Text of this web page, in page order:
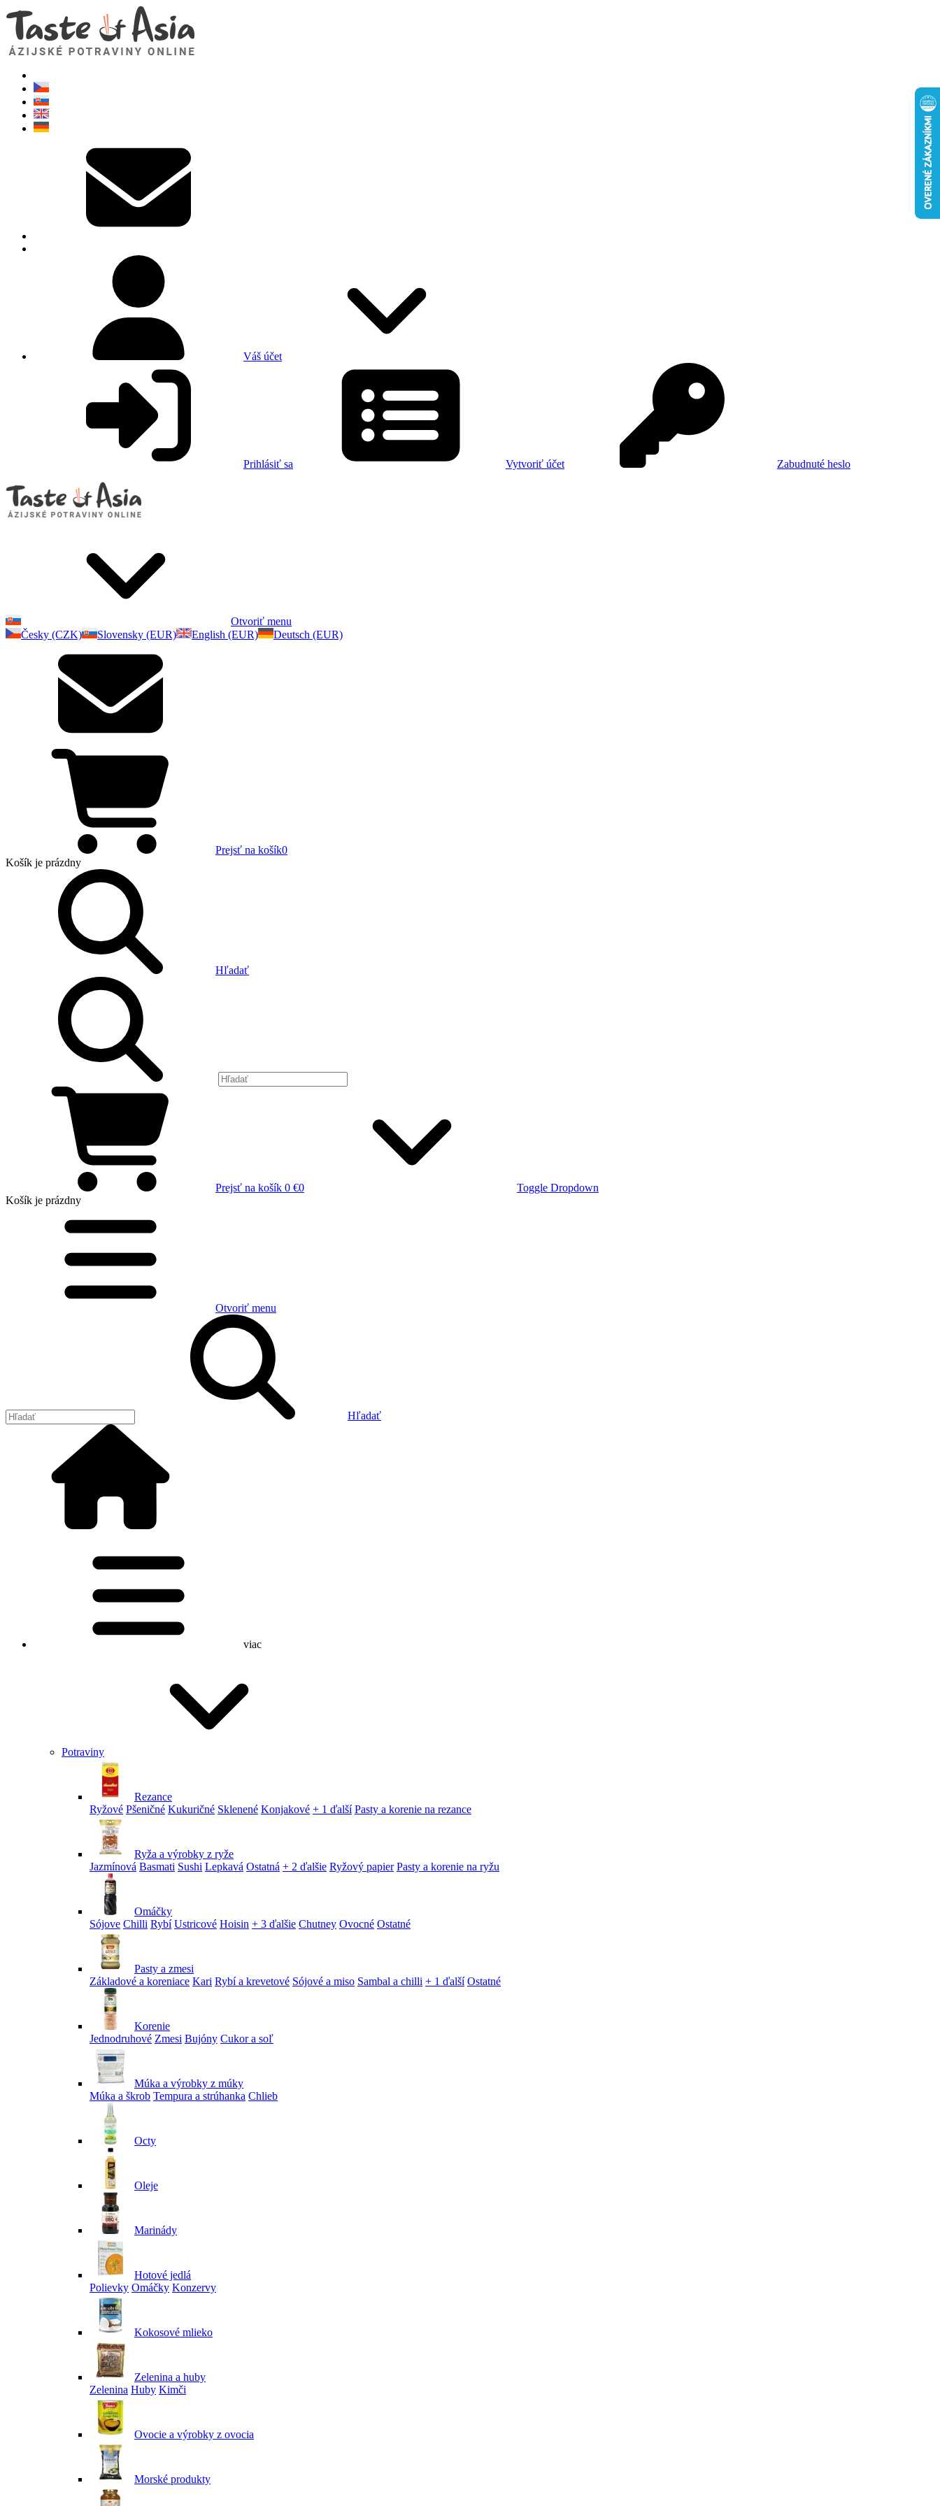
Váš účet
Prihlásiť sa Vytvoriť účet Zabudnuté heslo
Otvoriť menu
Česky (CZK)
Slovensky (EUR) English (EUR) Deutsch (EUR)
Prejsť na košík0
Košík je prázdny
Hľadať
Prejsť na košík 0 €0
Toggle Dropdown
Košík je prázdny
Otvoriť menu
Hľadať
viac
Potraviny
Rezance
Ryžové Pšeničné Kukuričné Sklenené Konjakové + 1 ďalší Pasty a korenie na rezance
Ryža a výrobky z ryže
Jazmínová Basmati Sushi Lepkavá Ostatná + 2 ďalšie Ryžový papier Pasty a korenie na ryžu
Omáčky
Sójove Chilli Rybí Ustricové Hoisin + 3 ďalšie Chutney Ovocné Ostatné
Pasty a zmesi
Základové a koreniace Kari Rybí a krevetové Sójové a miso Sambal a chilli + 1 ďalší Ostatné
Korenie
Jednodruhové Zmesi Bujóny Cukor a soľ
Múka a výrobky z múky
Múka a škrob Tempura a strúhanka Chlieb
Octy
Oleje
Marinády
Hotové jedlá
Polievky Omáčky Konzervy
Kokosové mlieko
Zelenina a huby
Zelenina Huby Kimči
Ovocie a výrobky z ovocia
Morské produkty